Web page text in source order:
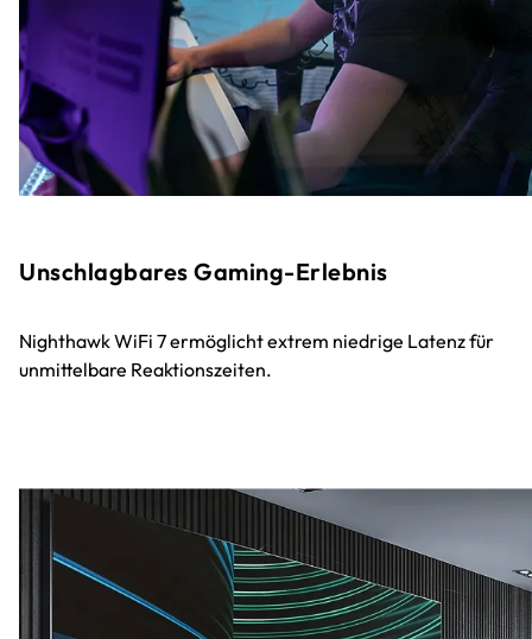
Unschlagbares Gaming-Erlebnis
Nighthawk WiFi 7 ermöglicht extrem niedrige Latenz für
unmittelbare Reaktionszeiten.